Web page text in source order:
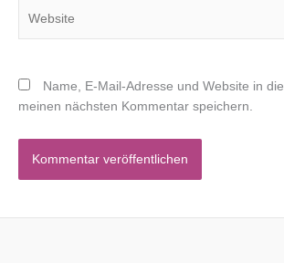
Name, E-Mail-Adresse und Website in
meinen nächsten Kommentar speichern.